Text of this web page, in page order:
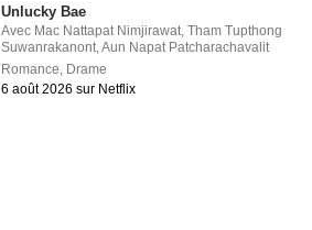
Unlucky Bae
Avec Mac Nattapat Nimjirawat ,Tham Tupthong
Suwanrakanont ,Aun Napat Patcharachavalit
Romance Drame
6 août 2026 sur Netflix